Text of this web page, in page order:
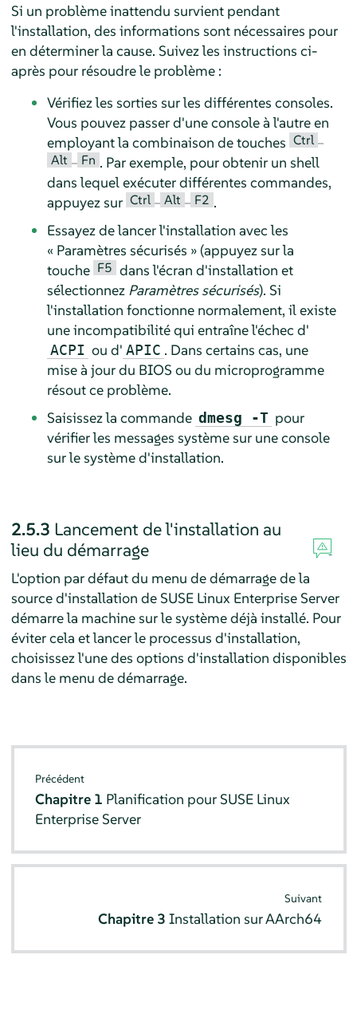
Si un problème inattendu survient pendant
l'installation, des informations sont nécessaires pour
en déterminer la cause. Suivez les instructions ci-
après pour résoudre le problème :
Vérifiez les sorties sur les différentes consoles.
Vous pouvez passer d'une console à l'autre en
employant la combinaison de touches Ctrl –
Alt – Fn . Par exemple, pour obtenir un shell
dans lequel exécuter différentes commandes,
appuyez sur Ctrl – Alt – F2 .
Essayez de lancer l'installation avec les
« Paramètres sécurisés »(appuyez sur la
touche F5 dans l'écran d'installation et
sélectionnez Paramètres sécurisés). Si
l'installation fonctionne normalement, il existe
une incompatibilité qui entraîne l'échec d'
ACPI ou d' APIC . Dans certains cas, une
mise à jour du BIOS ou du microprogramme
résout ce problème.
Saisissez la commande dmesg -T pour
vérifier les messages système sur une console
sur le système d'installation.
2.5.3 Lancement de l'installation au
lieu du démarrage
L'option par défaut du menu de démarrage de la
source d'installation de SUSE Linux Enterprise Server
démarre la machine sur le système déjà installé. Pour
éviter cela et lancer le processus d'installation,
choisissez l'une des options d'installation disponibles
dans le menu de démarrage.
Précédent
Chapitre 1 Planification pour SUSE Linux
Enterprise Server
Suivant
Chapitre 3 Installation sur AArch64